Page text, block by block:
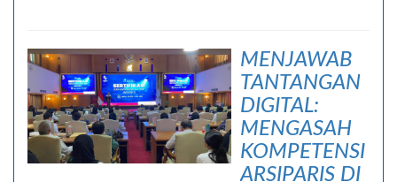
MENJAWAB
TANTANGAN
DIGITAL:
MENGASAH
KOMPETENSI
ARSIPARIS DI